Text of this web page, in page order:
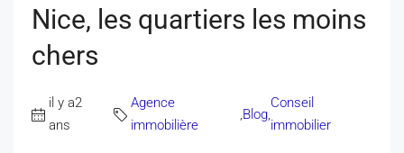
Nice, les quartiers les moins
chers
il y a2
ans
Agence
immobilière
Blog
Conseil
immobilier